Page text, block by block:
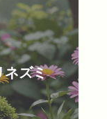
ネズミ